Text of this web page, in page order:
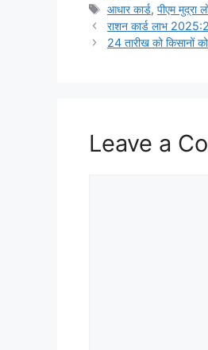
Tags
आधार कार्ड,पीएम मुद्रा
राशन कार्ड लाभ
24 तारीख को किसानों
Leave a